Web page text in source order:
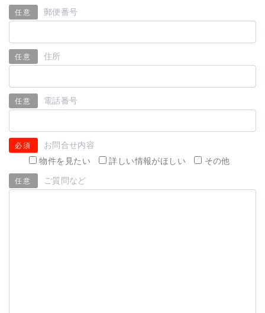
任意 郵便番号
任意 住所
任意 電話番号
必須
お問合せ内容
物件を見たい
詳しい情報がほしい その他
任意 ご質問など